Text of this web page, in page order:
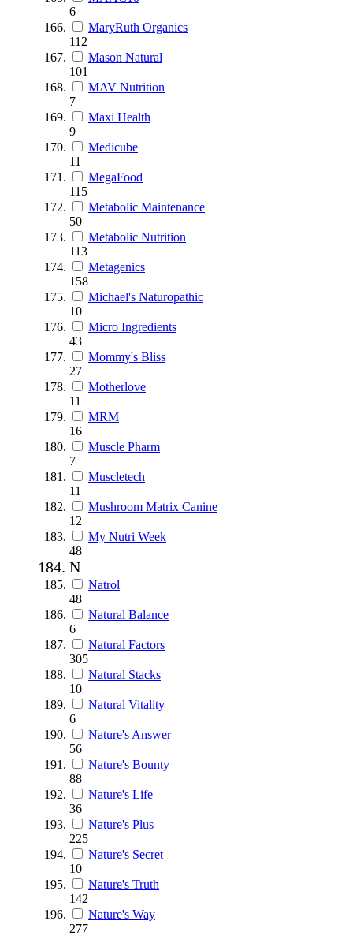
6
MaryRuth Organics
112
Mason Natural
101
MAV Nutrition
7
Maxi Health
9
Medicube
11
MegaFood
115
Metabolic Maintenance
50
Metabolic Nutrition
113
Metagenics
158
Michael's Naturopathic
10
Micro Ingredients
43
Mommy's Bliss
27
Motherlove
11
MRM
16
Muscle Pharm
7
Muscletech
11
Mushroom Matrix Canine
12
My Nutri Week
48
N
Natrol
48
Natural Balance
6
Natural Factors
305
Natural Stacks
10
Natural Vitality
6
Nature's Answer
56
Nature's Bounty
88
Nature's Life
36
Nature's Plus
225
Nature's Secret
10
Nature's Truth
142
Nature's Way
277